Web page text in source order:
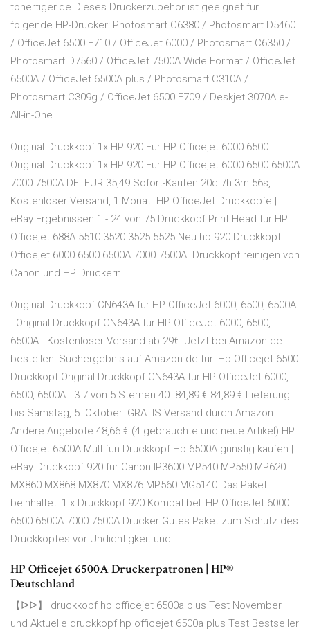
tonertiger.de Dieses Druckerzubehör ist geeignet für
folgende HP-Drucker: Photosmart C6380 / Photosmart D5460
/ OfficeJet 6500 E710 / OfficeJet 6000 / Photosmart C6350 /
Photosmart D7560 / OfficeJet 7500A Wide Format / OfficeJet
6500A / OfficeJet 6500A plus / Photosmart C310A /
Photosmart C309g / OfficeJet 6500 E709 / Deskjet 3070A e-
All-in-One
Original Druckkopf 1x HP 920 Für HP Officejet 6000 6500
Original Druckkopf 1x HP 920 Für HP Officejet 6000 6500 6500A
7000 7500A DE. EUR 35,49 Sofort-Kaufen 20d 7h 3m 56s,
Kostenloser Versand, 1 Monat HP OfficeJet Druckköpfe |
eBay Ergebnissen 1 - 24 von 75 Druckkopf Print Head für HP
Officejet 688A 5510 3520 3525 5525 Neu hp 920 Druckkopf
Officejet 6000 6500 6500A 7000 7500A. Druckkopf reinigen von
Canon und HP Druckern
Original Druckkopf CN643A für HP OfficeJet 6000, 6500, 6500A
- Original Druckkopf CN643A für HP OfficeJet 6000, 6500,
6500A - Kostenloser Versand ab 29€. Jetzt bei Amazon.de
bestellen! Suchergebnis auf Amazon.de für: Hp Officejet 6500
Druckkopf Original Druckkopf CN643A für HP OfficeJet 6000,
6500, 6500A . 3.7 von 5 Sternen 40. 84,89 € 84,89 € Lieferung
bis Samstag, 5. Oktober. GRATIS Versand durch Amazon.
Andere Angebote 48,66 € (4 gebrauchte und neue Artikel) HP
Officejet 6500A Multifun Druckkopf Hp 6500A günstig kaufen |
eBay Druckkopf 920 für Canon IP3600 MP540 MP550 MP620
MX860 MX868 MX870 MX876 MP560 MG5140 Das Paket
beinhaltet: 1 x Druckkopf 920 Kompatibel: HP OfficeJet 6000
6500 6500A 7000 7500A Drucker Gutes Paket zum Schutz des
Druckkopfes vor Undichtigkeit und.
HP Officejet 6500A Druckerpatronen | HP®
Deutschland
【ᐅᐅ】 druckkopf hp officejet 6500a plus Test November
und Aktuelle druckkopf hp officejet 6500a plus Test Bestseller